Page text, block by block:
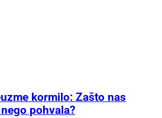
kormilo: Zašto nas
pohvala?